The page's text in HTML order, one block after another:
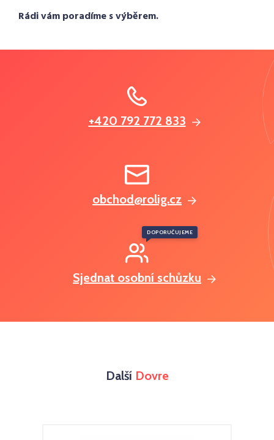
Rádi vám poradíme s výběrem.
+420 792 772 833
obchod@rolig.cz
Sjednat osobní schůzku
DOPORUČUJEME
Další Dovre